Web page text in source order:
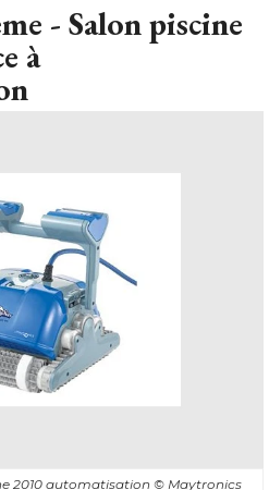
- Salon piscine
à
2010 automatisation © Maytronics